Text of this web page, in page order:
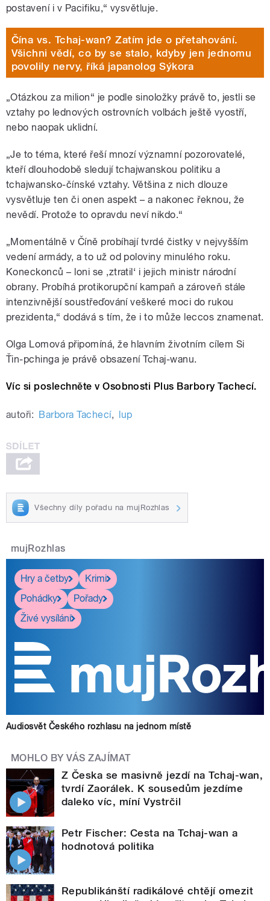
postavení i v Pacifiku,“ vysvětluje.
Čína vs. Tchaj-wan? Zatím jde o přetahování.
Všichni vědí, co by se stalo, kdyby jen jednomu
povolily nervy, říká japanolog Sýkora
„Otázkou za milion“ je podle sinoložky právě to, jestli se
vztahy po lednových ostrovních volbách ještě vyostří,
nebo naopak uklidní.
„Je to téma, které řeší mnozí významní pozorovatelé,
kteří dlouhodobě sledují tchajwanskou politiku a
tchajwansko-čínské vztahy. Většina z nich dlouze
vysvětluje ten či onen aspekt – a nakonec řeknou, že
nevědí. Protože to opravdu neví nikdo.“
„Momentálně v Číně probíhají tvrdé čistky v nejvyšším
vedení armády, a to už od poloviny minulého roku.
Koneckonců – loni se ,ztratil‘ i jejich ministr národní
obrany. Probíhá protikorupční kampaň a zároveň stále
intenzivnější soustřeďování veškeré moci do rukou
prezidenta,“ dodává s tím, že i to může leccos znamenat.
Olga Lomová připomíná, že hlavním životním cílem Si
Ťin-pchinga je právě obsazení Tchaj-wanu.
Víc si poslechněte v Osobnosti Plus Barbory Tachecí.
autoři: Barbora Tachecí, lup
Všechny díly pořadu na mujRozhlas
mujRozhlas
Hry a četby
Krimi
Pohádky
Pořady
Živé vysílání
Audiosvět Českého rozhlasu na jednom místě
MOHLO BY VÁS ZAJÍMAT
Z Česka se masivně jezdí na Tchaj-wan,
tvrdí Zaorálek. K sousedům jezdíme
daleko víc, míní Vystrčil
Petr Fischer: Cesta na Tchaj-wan a
hodnotová politika
Republikánští radikálové chtějí omezit